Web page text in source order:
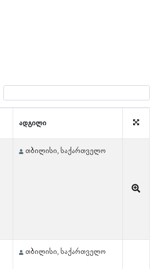
ადგილი
თბილისი, საქართველო
თბილისი, საქართველო